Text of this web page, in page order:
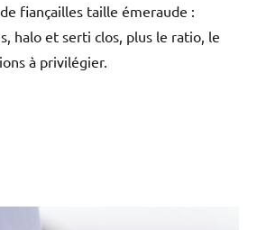
fiançailles taille émeraude :
halo et serti clos, plus le ratio, le
à privilégier.